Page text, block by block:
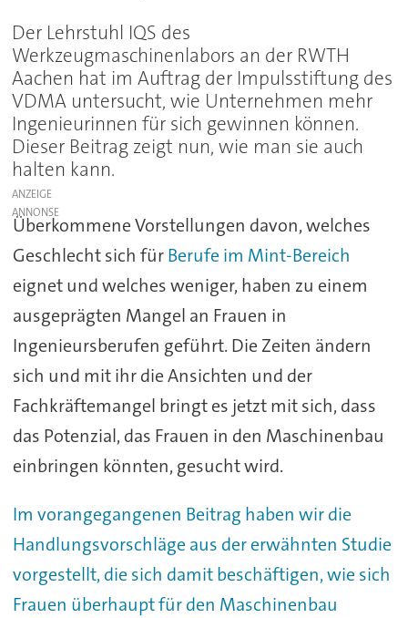
Der Lehrstuhl IQS des
Werkzeugmaschinenlabors an der RWTH
Aachen hat im Auftrag der Impulsstiftung des
VDMA untersucht, wie Unternehmen mehr
Ingenieurinnen für sich gewinnen können.
Dieser Beitrag zeigt nun, wie man sie auch
halten kann.
ANZEIGE
Überkommene Vorstellungen davon, welches
Geschlecht sich fürBerufe im Mint-Bereich
eignet und welches weniger, haben zu einem
ausgeprägten Mangel an Frauen in
Ingenieursberufen geführt. Die Zeiten ändern
sich und mit ihr die Ansichten und der
Fachkräftemangel bringt es jetzt mit sich, dass
das Potenzial, das Frauen in den Maschinenbau
einbringen könnten, gesucht wird.
Im vorangegangenen Beitrag haben wir die
Handlungsvorschläge aus der erwähnten Studie
vorgestellt, die sich damit beschäftigen, wie sich
Frauen überhaupt für den Maschinenbau